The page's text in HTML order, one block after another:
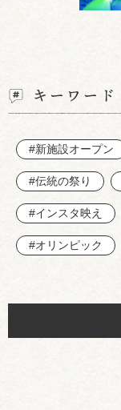
キーワード
#新施設オープン
#伝統の祭り
#インスタ映え
#オリンピック